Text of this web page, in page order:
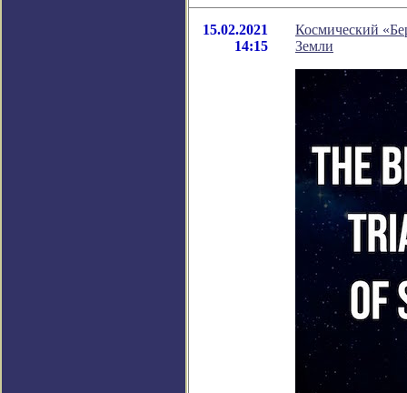
15.02.2021
14:15
Космический
Земли